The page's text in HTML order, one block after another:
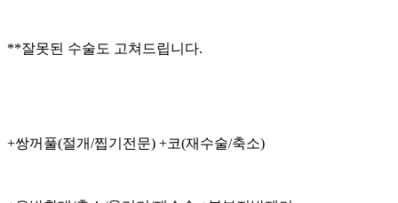
**잘못된 수술도 고쳐드립니다.
+쌍꺼풀(절개/찝기전문) +코(재수술/축소)